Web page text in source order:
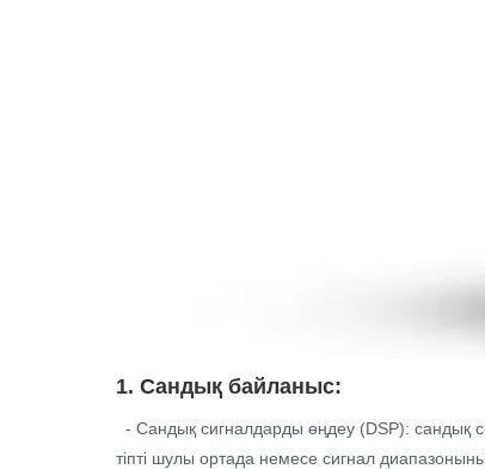
1. Сандық байланыс:
- Сандық сигналдарды өңдеу (DSP): сандық
тіпті шулы ортада немесе сигнал